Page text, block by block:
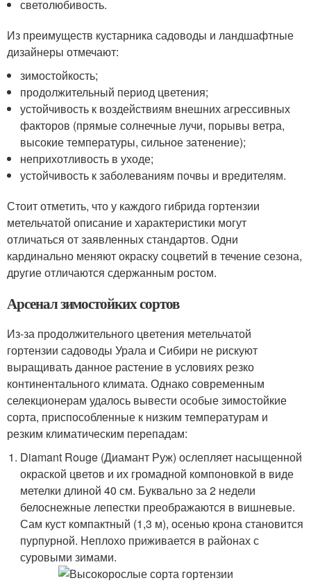
светолюбивость.
Из преимуществ кустарника садоводы и ландшафтные
дизайнеры отмечают:
зимостойкость;
продолжительный период цветения;
устойчивость к воздействиям внешних агрессивных
факторов (прямые солнечные лучи, порывы ветра,
высокие температуры, сильное затенение);
неприхотливость в уходе;
устойчивость к заболеваниям почвы и вредителям.
Стоит отметить, что у каждого гибрида гортензии
метельчатой описание и характеристики могут
отличаться от заявленных стандартов. Одни
кардинально меняют окраску соцветий в течение сезона,
другие отличаются сдержанным ростом.
Арсенал зимостойких сортов
Из-за продолжительного цветения метельчатой
гортензии садоводы Урала и Сибири не рискуют
выращивать данное растение в условиях резко
континентального климата. Однако современным
селекционерам удалось вывести особые зимостойкие
сорта, приспособленные к низким температурам и
резким климатическим перепадам:
Diamant Rouge (Диамант Руж) ослепляет насыщенной
окраской цветов и их громадной компоновкой в виде
метелки длиной 40 см. Буквально за 2 недели
белоснежные лепестки преображаются в вишневые.
Сам куст компактный (1,3 м), осенью крона становится
пурпурной. Неплохо приживается в районах с
суровыми зимами.